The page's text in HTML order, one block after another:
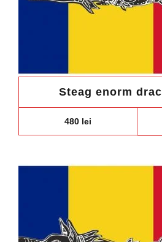
Steag enorm
480 lei